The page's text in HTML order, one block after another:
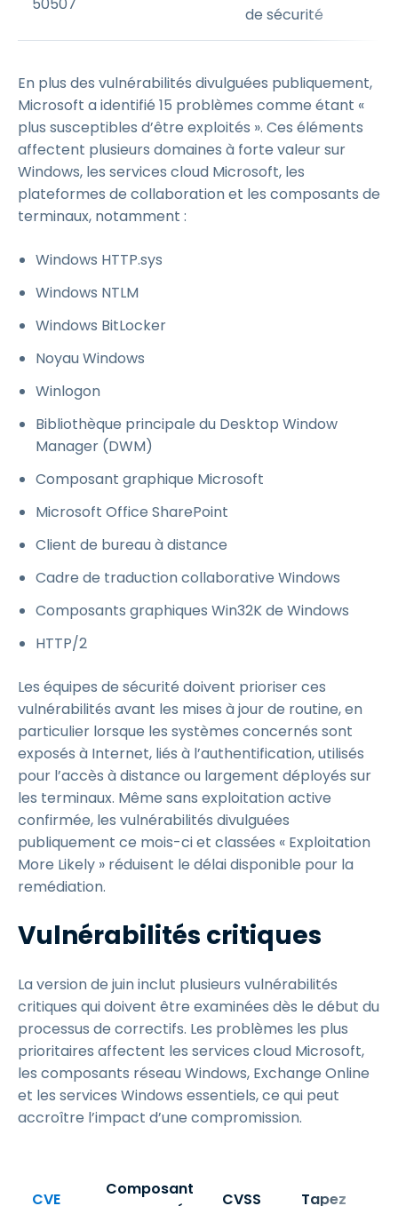
de sécurité
En plus des vulnérabilités divulguées publiquement,
Microsoft a identifié 15 problèmes comme étant «
plus susceptibles d’être exploités ». Ces éléments
affectent plusieurs domaines à forte valeur sur
Windows, les services cloud Microsoft, les
plateformes de collaboration et les composants de
terminaux, notamment :
Windows HTTP.sys
Windows NTLM
Windows BitLocker
Noyau Windows
Winlogon
Bibliothèque principale du Desktop Window
Manager (DWM)
Composant graphique Microsoft
Microsoft Office SharePoint
Client de bureau à distance
Cadre de traduction collaborative Windows
Composants graphiques Win32K de Windows
HTTP/2
Les équipes de sécurité doivent prioriser ces
vulnérabilités avant les mises à jour de routine, en
particulier lorsque les systèmes concernés sont
exposés à Internet, liés à l’authentification, utilisés
pour l’accès à distance ou largement déployés sur
les terminaux. Même sans exploitation active
confirmée, les vulnérabilités divulguées
publiquement ce mois-ci et classées « Exploitation
More Likely » réduisent le délai disponible pour la
remédiation.
Vulnérabilités critiques
La version de juin inclut plusieurs vulnérabilités
critiques qui doivent être examinées dès le début du
processus de correctifs. Les problèmes les plus
prioritaires affectent les services cloud Microsoft,
les composants réseau Windows, Exchange Online
et les services Windows essentiels, ce qui peut
accroître l’impact d’une compromission.
CVE
Composant
CVSS Tapez